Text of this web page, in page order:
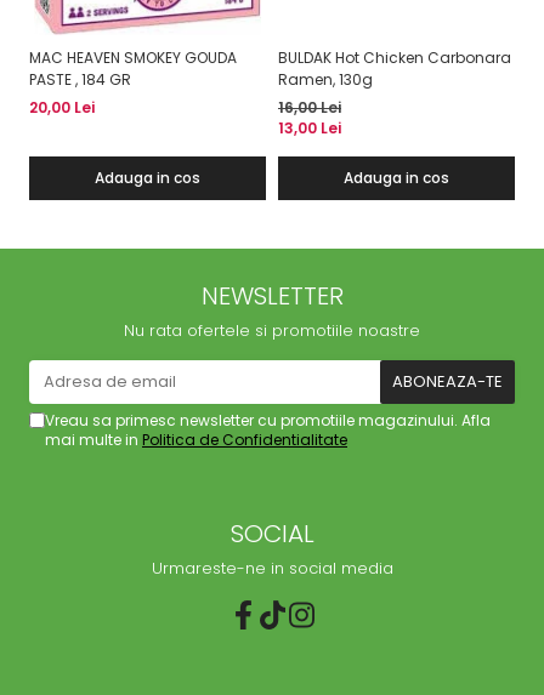
MAC HEAVEN SMOKEY GOUDA
PASTE , 184 GR
20,00 Lei
Adauga in cos
BULDAK Hot Chicken Carbonara
Ramen, 130g
16,00 Lei
13,00 Lei
Adauga in cos
NEWSLETTER
Nu rata ofertele si promotiile noastre
Vreau sa primesc newsletter cu promotiile magazinului. Afla
mai multe in Politica de Confidentialitate
SOCIAL
Urmareste-ne in social media